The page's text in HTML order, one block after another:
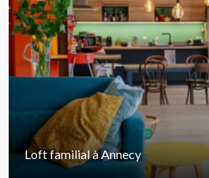
Loft familial à Annecy